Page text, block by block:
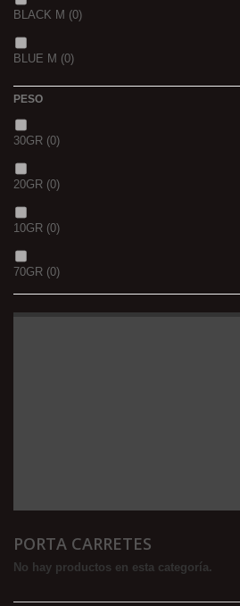
BLACK M (0)
BLUE M (0)
PESO
30GR (0)
20GR (0)
10GR (0)
70GR (0)
PORTA CARRETES
No hay productos en esta categoría.